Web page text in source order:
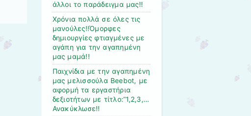
άλλοι το παράδειγμα μας!!
Χρόνια πολλά σε όλες τις
μανούλες!!Όμορφες
δημιουργίες φτιαγμένες με
αγάπη για την αγαπημένη
μας μαμά!!
Παιχνίδια με την αγαπημένη
μας μελισσούλα Beebot, με
αφορμή τα εργαστήρια
δεξιοτήτων με τίτλο:”1,2,3,…
Ανακύκλωσε!!